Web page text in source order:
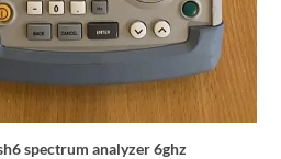
spectrum analyzer 6ghz